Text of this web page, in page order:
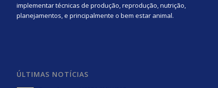
implementar técnicas de produção, reprodução, nutrição,
planejamentos, e principalmente o bem estar animal.
ÚLTIMAS NOTÍCIAS